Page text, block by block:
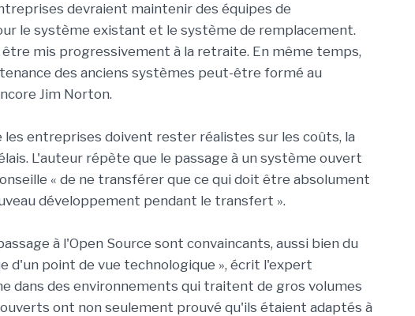
devraient maintenir des équipes de
le système existant et le système de remplacement.
mis progressivement à la retraite. En même temps,
des anciens systèmes peut-être formé au
Jim Norton.
les entreprises doivent rester réalistes sur les coûts, la
L'auteur répète que le passage à un système ouvert
« de ne transférer que ce qui doit être absolument
développement pendant le transfert ».
à l'Open Source sont convaincants, aussi bien du
d'un point de vue technologique », écrit l'expert
dans des environnements qui traitent de gros volumes
ont non seulement prouvé qu'ils étaient adaptés à